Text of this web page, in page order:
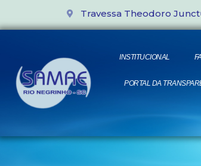
Travessa Theodoro
INSTITUCIONAL
PORTAL DA